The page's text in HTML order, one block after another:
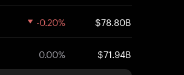
-0.20% $78.80B
0.00% $71.94B